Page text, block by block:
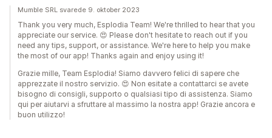
Mumble SRL svarede 9. oktober 2023
Thank you very much, Esplodia Team! We're thrilled to hear that you
appreciate our service. 😍 Please don't hesitate to reach out if you
need any tips, support, or assistance. We're here to help you make
the most of our app! Thanks again and enjoy using it!
Grazie mille, Team Esplodia! Siamo davvero felici di sapere che
apprezzate il nostro servizio. 😍 Non esitate a contattarci se avete
bisogno di consigli, supporto o qualsiasi tipo di assistenza. Siamo
qui per aiutarvi a sfruttare al massimo la nostra app! Grazie ancora e
buon utilizzo!